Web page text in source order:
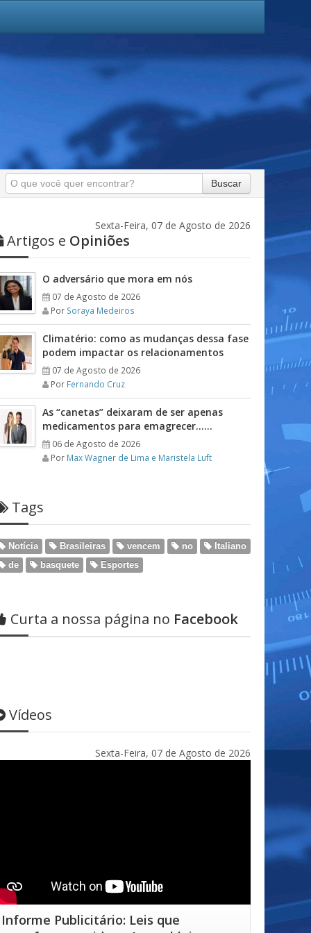
Buscar
Sexta-Feira, 07 de Agosto de 2026
Artigos e Opiniões
O adversário que mora em nós
07 de Agosto de 2026
Por Soraya Medeiros
Climatério: como as mudanças dessa fase
podem impactar os relacionamentos
07 de Agosto de 2026
Por Fernando Cruz
As “canetas” deixaram de ser apenas
medicamentos para emagrecer……
06 de Agosto de 2026
Por Max Wagner de Lima e Maristela Luft
Tags
Notícia Brasileiras vencem no
Italiano
de
basquete Esportes
Curta a nossa página no Facebook
Vídeos
Sexta-Feira, 07 de Agosto de 2026
Informe Publicitário: Leis que